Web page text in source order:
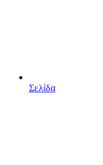
Σελίδα